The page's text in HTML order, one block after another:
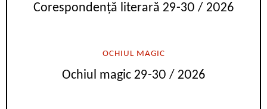
Corespondență literară 29-30 / 2026
OCHIUL MAGIC
Ochiul magic 29-30 / 2026